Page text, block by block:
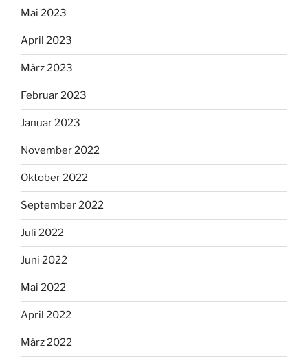
Mai 2023
April 2023
März 2023
Februar 2023
Januar 2023
November 2022
Oktober 2022
September 2022
Juli 2022
Juni 2022
Mai 2022
April 2022
März 2022